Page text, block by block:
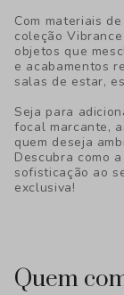
Com materiais
coleção
objetos que
e acabamentos
salas de estar,
Seja para
focal marcante,
quem deseja
Descubra como
sofisticação ao
exclusiva!
Quem